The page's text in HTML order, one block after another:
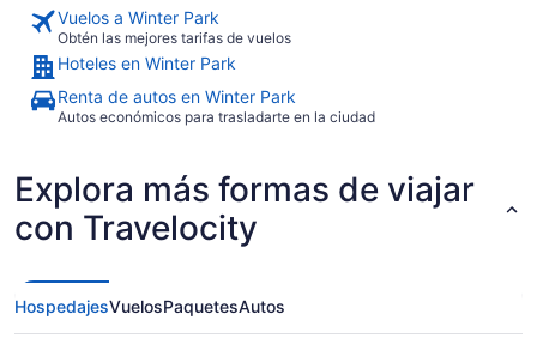
Vuelos a Winter Park
Obtén las mejores tarifas de vuelos
Hoteles en Winter Park
Renta de autos en Winter Park
Autos económicos para trasladarte en la ciudad
Explora más formas de viajar
con Travelocity
HospedajesVuelosPaquetesAutos